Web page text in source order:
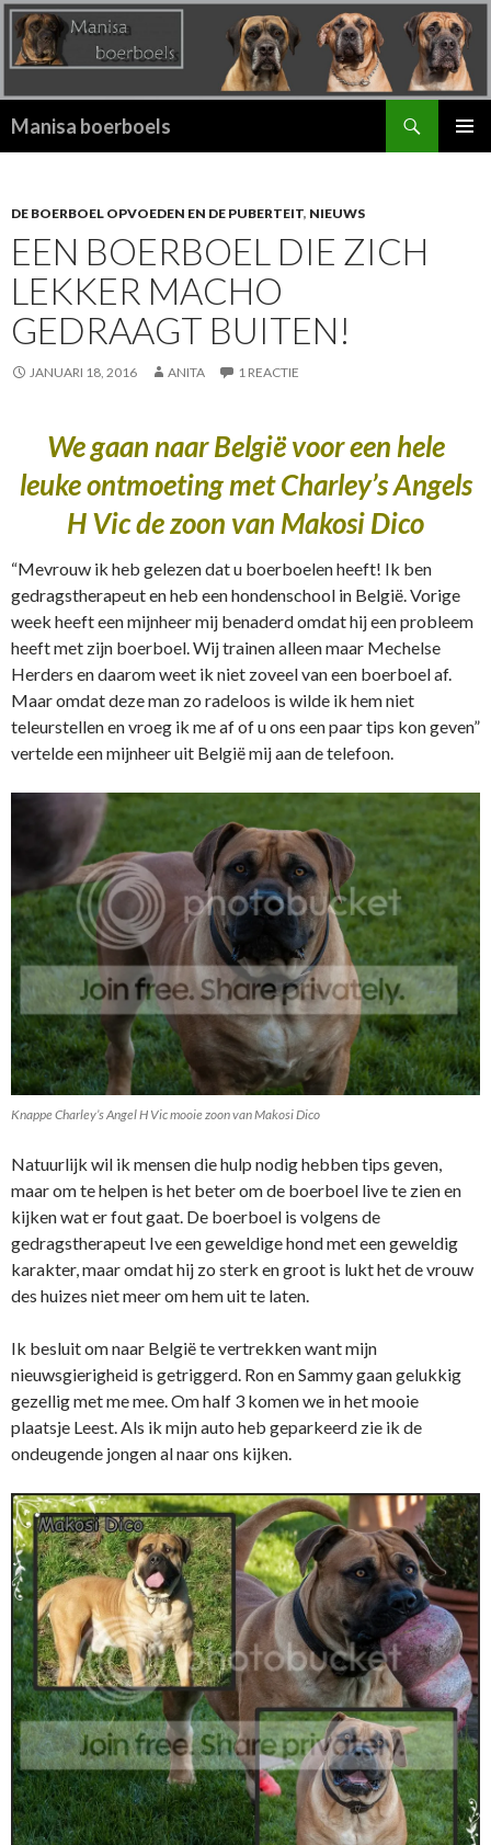
Manisa boerboels
DE BOERBOEL OPVOEDEN EN DE PUBERTEIT, NIEUWS
EEN BOERBOEL DIE ZICH
LEKKER MACHO
GEDRAAGT BUITEN!
JANUARI 18, 2016 ANITA 1 REACTIE
We gaan naar België voor een hele
leuke ontmoeting met Charley’s Angels
H Vic de zoon van Makosi Dico
“Mevrouw ik heb gelezen dat u boerboelen heeft! Ik ben
gedragstherapeut en heb een hondenschool in België. Vorige
week heeft een mijnheer mij benaderd omdat hij een probleem
heeft met zijn boerboel. Wij trainen alleen maar Mechelse
Herders en daarom weet ik niet zoveel van een boerboel af.
Maar omdat deze man zo radeloos is wilde ik hem niet
teleurstellen en vroeg ik me af of u ons een paar tips kon geven”
vertelde een mijnheer uit België mij aan de telefoon.
Knappe Charley’s Angel H Vic mooie zoon van Makosi Dico
Natuurlijk wil ik mensen die hulp nodig hebben tips geven,
maar om te helpen is het beter om de boerboel live te zien en
kijken wat er fout gaat. De boerboel is volgens de
gedragstherapeut Ive een geweldige hond met een geweldig
karakter, maar omdat hij zo sterk en groot is lukt het de vrouw
des huizes niet meer om hem uit te laten.
Ik besluit om naar België te vertrekken want mijn
nieuwsgierigheid is getriggerd. Ron en Sammy gaan gelukkig
gezellig met me mee. Om half 3 komen we in het mooie
plaatsje Leest. Als ik mijn auto heb geparkeerd zie ik de
ondeugende jongen al naar ons kijken.